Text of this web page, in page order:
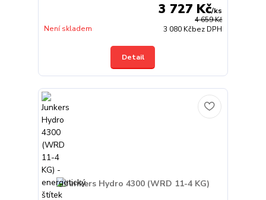
4 659 Kč
3 727 Kč/ks
3 080 Kčbez DPH
Není skladem
Detail